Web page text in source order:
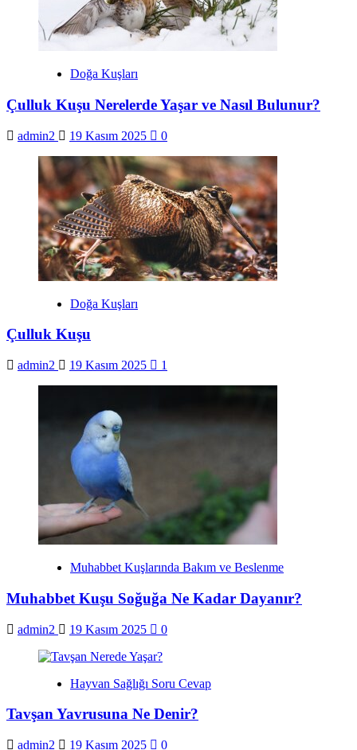
Doğa Kuşları
Çulluk Kuşu Nerelerde Yaşar ve Nasıl Bulunur?
admin2 19 Kasım 2025 0
Doğa Kuşları
Çulluk Kuşu
admin2 19 Kasım 2025 1
Muhabbet Kuşlarında Bakım ve Beslenme
Muhabbet Kuşu Soğuğa Ne Kadar Dayanır?
admin2 19 Kasım 2025 0
Hayvan Sağlığı Soru Cevap
Tavşan Yavrusuna Ne Denir?
admin2 19 Kasım 2025 0